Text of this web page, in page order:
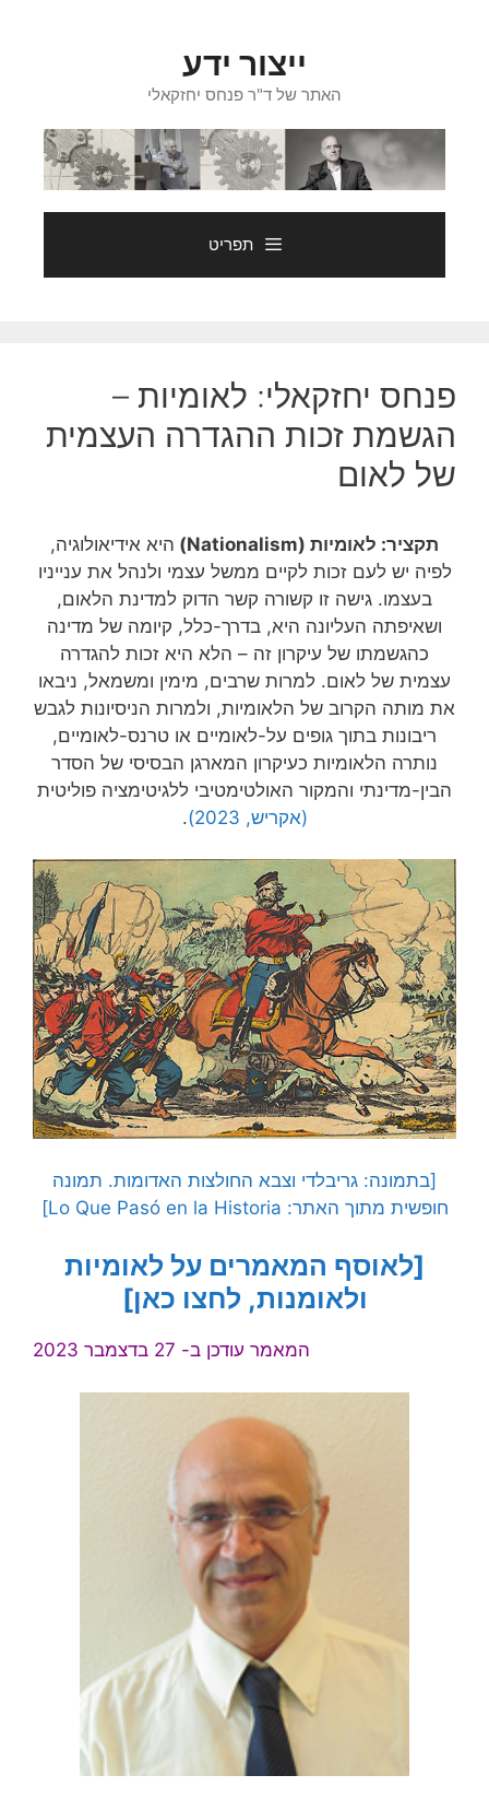
ייצור ידע
האתר של ד"ר פנחס יחזקאלי
תפריט
פנחס יחזקאלי: לאומיות –
הגשמת זכות ההגדרה העצמית
של לאום
תקציר: לאומיות (Nationalism)
היא אידיאולוגיה,
לפיה יש לעם זכות לקיים ממשל עצמי ולנהל את ענייניו
בעצמו. גישה זו קשורה קשר הדוק למדינת הלאום,
ושאיפתה העליונה היא, בדרך-כלל, קיומה של מדינה
כהגשמתו של עיקרון זה – הלא היא זכות להגדרה
עצמית של לאום. למרות שרבים, מימין ומשמאל, ניבאו
את מותה הקרוב של הלאומיות, ולמרות הניסיונות לגבש
ריבונות בתוך גופים על-לאומיים או טרנס-לאומיים,
נותרה הלאומיות כעיקרון המארגן הבסיסי של הסדר
הבין-מדינתי והמקור האולטימטיבי ללגיטימציה פוליטית
(אקריש, 2023)
.
[בתמונה: גריבלדי וצבא החולצות האדומות. תמונה
חופשית מתוך האתר: Lo Que Pasó en la Historia]
[לאוסף המאמרים על לאומיות
ולאומנות, לחצו כאן]
המאמר עודכן ב- 27 בדצמבר 2023